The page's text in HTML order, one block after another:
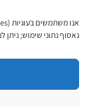
נאסוף נתוני שימוש;